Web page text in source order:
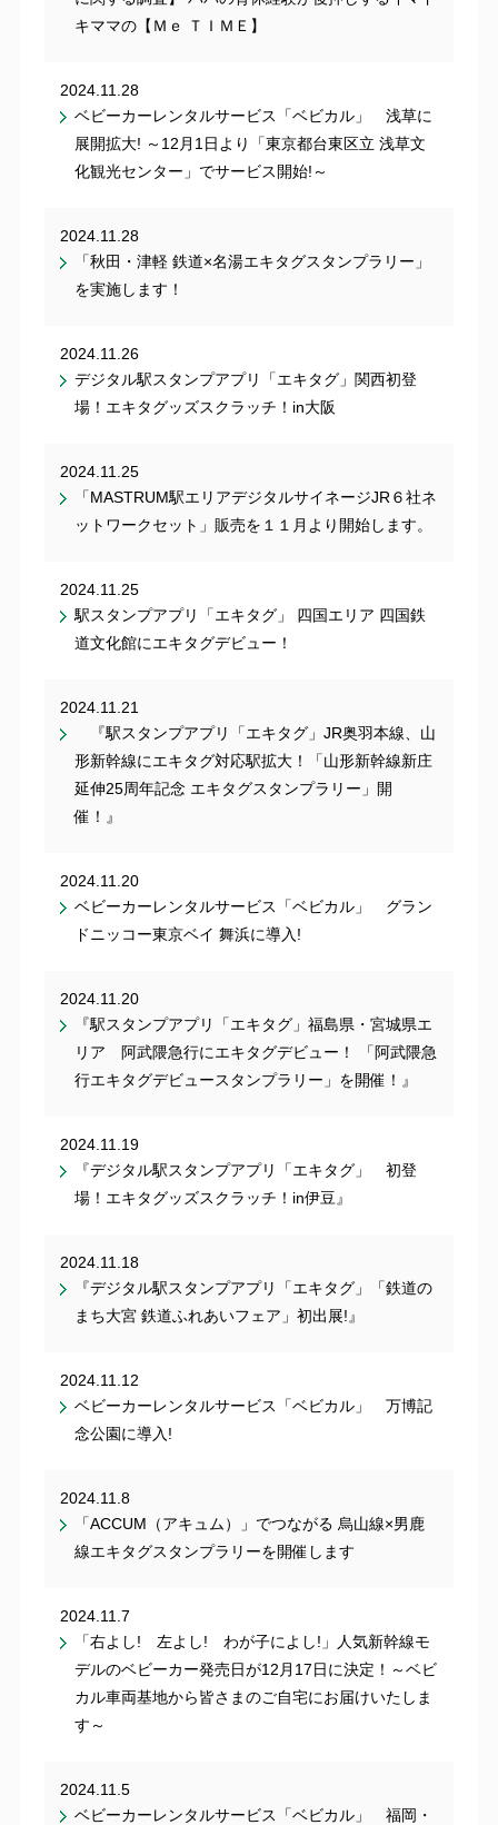
キママの【Ｍｅ ＴＩＭＥ】
2024.11.28
ベビーカーレンタルサービス「ベビカル」 浅草に
展開拡大! ～12月1日より「東京都台東区立 浅草文
化観光センター」でサービス開始!～
2024.11.28
「秋田・津軽 鉄道×名湯エキタグスタンプラリー」
を実施します！
2024.11.26
デジタル駅スタンプアプリ「エキタグ」関西初登
場！エキタグッズスクラッチ！in大阪
2024.11.25
「MASTRUM駅エリアデジタルサイネージJR６社ネ
ットワークセット」販売を１１月より開始します。
2024.11.25
駅スタンプアプリ「エキタグ」 四国エリア 四国鉄
道文化館にエキタグデビュー！
2024.11.21
『駅スタンプアプリ「エキタグ」JR奥羽本線、山
形新幹線にエキタグ対応駅拡大！「山形新幹線新庄
延伸25周年記念 エキタグスタンプラリー」開
催！』
2024.11.20
ベビーカーレンタルサービス「ベビカル」 グラン
ドニッコー東京ベイ 舞浜に導入!
2024.11.20
『駅スタンプアプリ「エキタグ」福島県・宮城県エ
リア 阿武隈急行にエキタグデビュー！ 「阿武隈急
行エキタグデビュースタンプラリー」を開催！』
2024.11.19
『デジタル駅スタンプアプリ「エキタグ」 初登
場！エキタグッズスクラッチ！in伊豆』
2024.11.18
『デジタル駅スタンプアプリ「エキタグ」「鉄道の
まち大宮 鉄道ふれあいフェア」初出展!』
2024.11.12
ベビーカーレンタルサービス「ベビカル」 万博記
念公園に導入!
2024.11.8
「ACCUM（アキュム）」でつながる 烏山線×男鹿
線エキタグスタンプラリーを開催します
2024.11.7
「右よし! 左よし! わが子によし!」人気新幹線モ
デルのベビーカー発売日が12月17日に決定！～ベビ
カル車両基地から皆さまのご自宅にお届けいたしま
す～
2024.11.5
ベビーカーレンタルサービス「ベビカル」 福岡・